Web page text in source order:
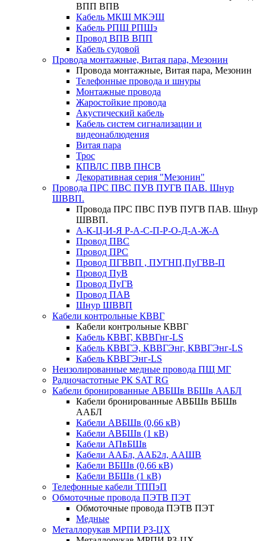
ВПП ВПВ
Кабель МКШ МКЭШ
Кабель РПШ РПШэ
Провод ВПВ ВПП
Кабель судовой
Провода монтажные, Витая пара, Мезонин
Провода монтажные, Витая пара, Мезонин
Телефонные провода и шнуры
Монтажные провода
Жаростойкие провода
Акустический кабель
Кабель систем сигнализации и
видеонаблюдения
Витая пара
Трос
КПВЛС ПВВ ПНСВ
Декоративная серия "Мезонин"
Провода ПРС ПВС ПУВ ПУГВ ПАВ. Шнур
ШВВП.
Провода ПРС ПВС ПУВ ПУГВ ПАВ. Шнур
ШВВП.
А-К-Ц-И-Я Р-А-С-П-Р-О-Д-А-Ж-А
Провод ПВС
Провод ПРС
Провод ПГВВП , ПУГНП,ПуГВВ-П
Провод ПуВ
Провод ПуГВ
Провод ПАВ
Шнур ШВВП
Кабели контрольные КВВГ
Кабели контрольные КВВГ
Кабель КВВГ, КВВГнг-LS
Кабель КВВГЭ, КВВГЭнг, КВВГЭнг-LS
Кабель КВВГЭнг-LS
Неизолированные медные провода ПЩ МГ
Радиочастотные РК SAT RG
Кабели бронированные АВБШв ВБШв ААБЛ
Кабели бронированные АВБШв ВБШв
ААБЛ
Кабели АВБШв (0,66 кВ)
Кабели АВБШв (1 кВ)
Кабели АПвБШв
Кабели ААБл, ААБ2л, ААШВ
Кабели ВБШв (0,66 кВ)
Кабели ВБШв (1 кВ)
Телефонные кабели ТППэП
Обмоточные провода ПЭТВ ПЭТ
Обмоточные провода ПЭТВ ПЭТ
Медные
Металлорукав МРПИ РЗ-ЦХ